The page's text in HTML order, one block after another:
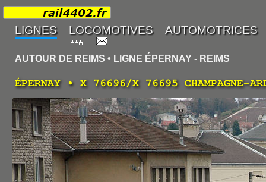
AUTOUR DE REIMS • LIGNE ÉPERNAY - REIMS
ÉPERNAY • X 76696/X 76695 CHAMPAGNE-